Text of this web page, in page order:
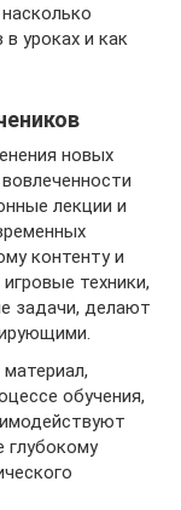
уроках и как
новых
лекции и
контенту и
техники,
задачи, делают
обучения,
глубокому